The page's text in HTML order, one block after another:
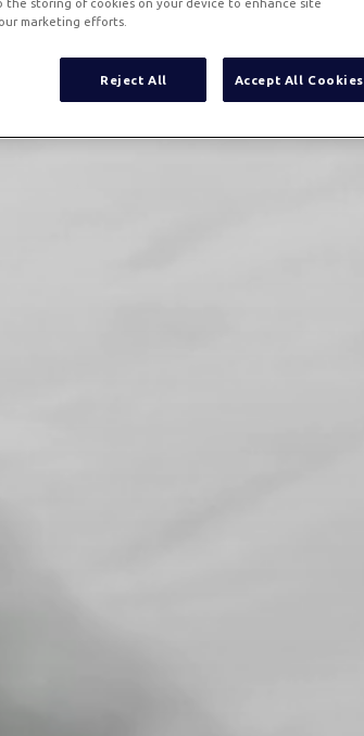
marketing efforts.
Reject All Accept All Cookies